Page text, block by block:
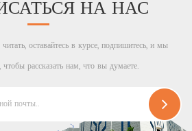
в
НА НАС
оставайтесь в курсе, подпишитесь, и мы
чтобы рассказать нам, что вы думаете.